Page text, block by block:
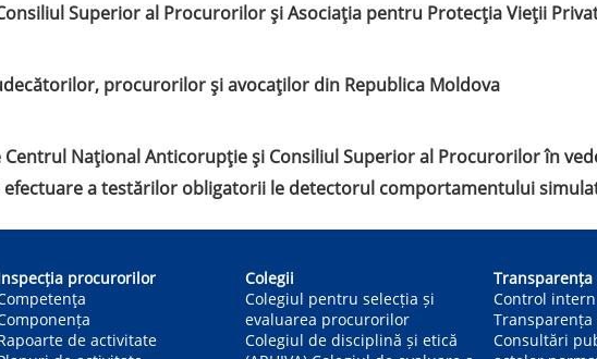
Superior al Procurorilor și Asociația pentru Protecția Vieții
procurorilor și avocaților din Republica Moldova
Național Anticorupție și Consiliul Superior al Procurorilor în
a testărilor obligatorii le detectorul comportamentului
procurorilor
de activitate
Colegii
Colegiul pentru selecția și
evaluarea procurorilor
Colegiul de disciplină și etică
Transparența
Control
Transparența
Consultări